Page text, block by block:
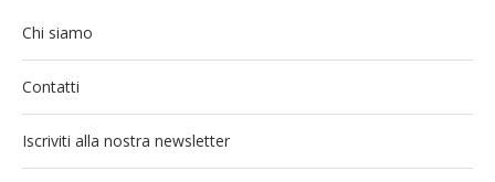
Chi siamo
Contatti
Iscriviti alla nostra newsletter